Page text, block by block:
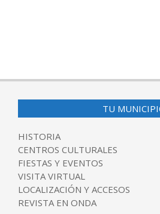
TU
HISTORIA
CENTROS CULTURALES
FIESTAS Y EVENTOS
VISITA VIRTUAL
LOCALIZACIÓN Y ACCESOS
REVISTA EN ONDA